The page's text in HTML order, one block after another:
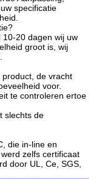
specificatie
20 dagen wij uw
groot is, wij
de vracht
voor.
te controleren ertoe
slechts de
die in-line en
zelfs certificaat
door UL, Ce, SGS,